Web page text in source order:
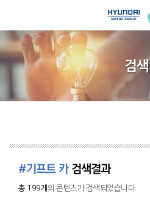
검색
#기프트 카검색결과
총 199개의 콘텐츠가 검색되었습니다.